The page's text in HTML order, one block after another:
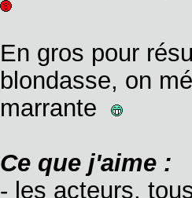
En gros pour
blondasse, on
marrante
Ce que j'aime :
- les acteurs,